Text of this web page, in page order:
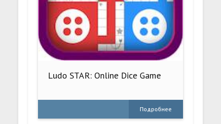
Ludo STAR: Online Dice Game
Подробнее